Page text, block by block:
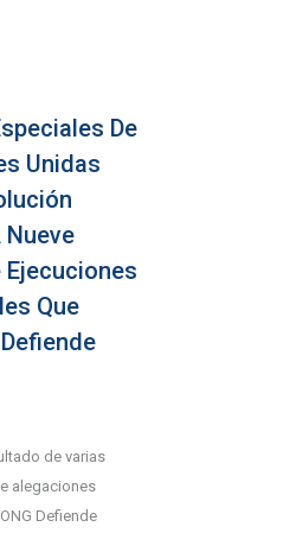
De
Unidas
Nueve
Que
de varias
alegaciones
Defiende